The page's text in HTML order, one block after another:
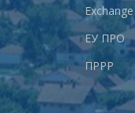
Еxchange
ЕУ ПРО
ПРРР